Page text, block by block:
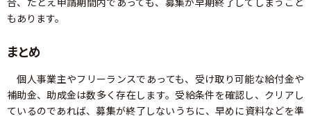
もあります。
まとめ
個人事業主やフリーランスであっても、受け取り可能な給付金や
補助金、助成金は数多く存在します。受給条件を確認し、クリアし
ているのであれば、募集が終了しないうちに、早めに資料などを準